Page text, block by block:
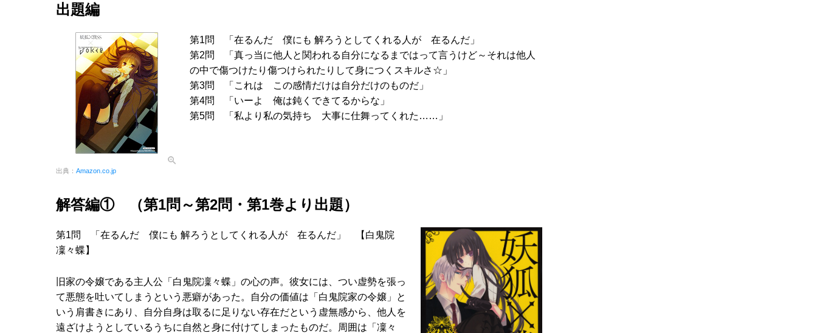
出題編
出典： Amazon.co.jp
第1問 「在るんだ 僕にも 解ろうとしてくれる人が 在るんだ」
第2問 「真っ当に他人と関われる自分になるまではって言うけど～それは他人
の中で傷つけたり傷つけられたりして身につくスキルさ☆」
第3問 「これは この感情だけは自分だけのものだ」
第4問 「いーよ 俺は鈍くできてるからな」
第5問 「私より私の気持ち 大事に仕舞ってくれた……」
解答編① （第1問～第2問・第1巻より出題）
第1問 「在るんだ 僕にも 解ろうとしてくれる人が 在るんだ」 【白鬼院
凜々蝶】
旧家の令嬢である主人公「白鬼院凜々蝶」の心の声。彼女には、つい虚勢を張っ
て悪態を吐いてしまうという悪癖があった。自分の価値は「白鬼院家の令嬢」と
いう肩書きにあり、自分自身は取るに足りない存在だという虚無感から、他人を
遠ざけようとしているうちに自然と身に付けてしまったものだ。周囲は「凜々